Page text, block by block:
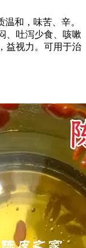
和，味苦、辛。
、吐泻少食、咳嗽
益视力。可用于治